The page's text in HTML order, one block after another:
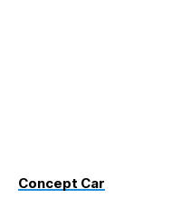
Concept Car